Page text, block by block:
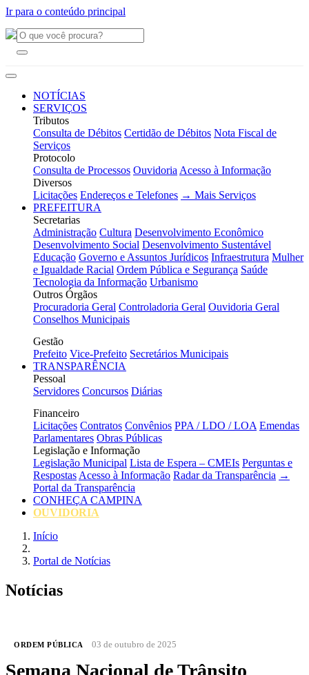
Ir para o conteúdo principal
NOTÍCIAS
SERVIÇOS
Tributos
Consulta de Débitos Certidão de Débitos Nota Fiscal de
Serviços
Protocolo
Consulta de Processos Ouvidoria Acesso à Informação
Diversos
Licitações Endereços e Telefones → Mais Serviços
PREFEITURA
Secretarias
Administração Cultura Desenvolvimento Econômico
Desenvolvimento Social Desenvolvimento Sustentável
Educação Governo e Assuntos Jurídicos Infraestrutura Mulher
e Igualdade Racial Ordem Pública e Segurança Saúde
Tecnologia da Informação Urbanismo
Outros Órgãos
Procuradoria Geral Controladoria Geral Ouvidoria Geral
Conselhos Municipais
Gestão
Prefeito Vice-Prefeito Secretários Municipais
TRANSPARÊNCIA
Pessoal
Servidores Concursos Diárias
Financeiro
Licitações Contratos Convênios PPA / LDO / LOA Emendas
Parlamentares Obras Públicas
Legislação e Informação
Legislação Municipal Lista de Espera – CMEIs Perguntas e
Respostas Acesso à Informação Radar da Transparência →
Portal da Transparência
CONHEÇA CAMPINA
OUVIDORIA
Início
Portal de Notícias
Notícias
ORDEM PÚBLICA 03 de outubro de 2025
Semana Nacional de Trânsito